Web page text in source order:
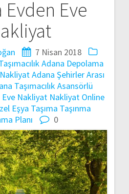
Eve
7 Nisan 2018
Adana Depolama
Adana Şehirler Arası
TaşımacılıkAsansörlü
Eve Nakliyat Nakliyat Online
Eşya Taşıma Taşınma
Planı
0